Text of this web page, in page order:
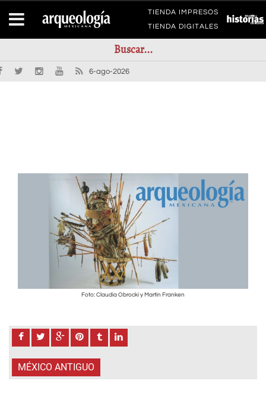
TIENDA IMPRESOS
TIENDA DIGITALES
6-ago-2026
Foto: Claudia Obrocki y Martín Franken
MÉXICO ANTIGUO